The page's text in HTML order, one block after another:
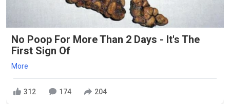
No Poop For More Than 2 Days - It's The
First Sign Of
More
312 174 204